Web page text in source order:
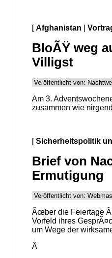
[Afghanistan
BloÃŸ weg
Villigst
Veröffentlicht von:
Am 3.
zusammen wie
[Sicherheitspolitik
Brief von
Ermutigung
Veröffentlicht von:
Ãœber die Feiertage
Vorfeld ihres
um Wege der
Â